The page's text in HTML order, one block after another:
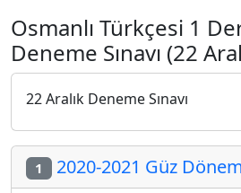
Osmanlı Türkçesi 1
Deneme Sınavı (22
22 Aralık Deneme Sınavı
1 2020-2021 Güz